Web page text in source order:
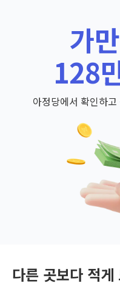
가
128
아정당에서 확인하
다른 곳보다 적게